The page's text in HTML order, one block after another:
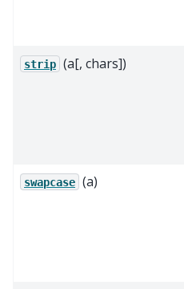
strip (a[, chars])
swapcase (a)